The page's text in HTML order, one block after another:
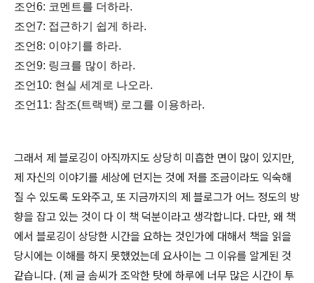
조언6: 코멘트를 더하라.
조언7: 접근하기 쉽게 하라.
조언8: 이야기를 하라.
조언9: 링크를 많이 하라.
조언10: 현실 세계로 나오라.
조언11: 참조(트랙백) 로그를 이용하라.
그래서 제 블로깅이 아직까지도 상당히 미흡한 면이 많이 있지만,
제 자신의 이야기를 세상에 던지는 것에 저를 조금이라도 익숙해
질 수 있도록 도와주고, 또 지금까지의 제 블로그가 어느 정도의 방
향을 잡고 있는 것이 다 이 책 덕분이라고 생각합니다. 다만, 왜 책
에서 블로깅이 상당한 시간을 요하는 것인가에 대해서 책을 읽을
당시에는 이해를 하지 못했었는데 요사이는 그 이유를 알게된 것
같습니다. (제 글 솜씨가 조악한 탓에 하루에 너무 많은 시간이 투